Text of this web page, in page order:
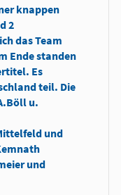
knappen
2
das Team
Ende standen
Es
teil. Die
u.
und
und